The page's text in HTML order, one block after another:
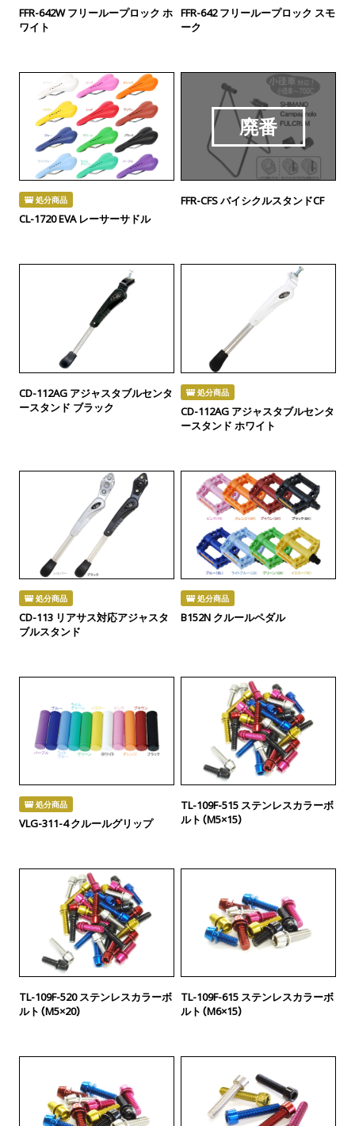
FFR-642W フリーループロック ホ
ワイト
FFR-642 フリーループロック スモ
ーク
処分商品
CL-1720 EVA レーサーサドル
廃番
FFR-CFS バイシクルスタンドCF
CD-112AG アジャスタブルセンタ
ースタンド ブラック
処分商品
CD-112AG アジャスタブルセンタ
ースタンド ホワイト
処分商品
CD-113 リアサス対応アジャスタ
ブルスタンド
処分商品
B152N クルールペダル
処分商品
VLG-311-4 クルールグリップ
TL-109F-515 ステンレスカラーボ
ルト（M5×15）
TL-109F-520 ステンレスカラーボ
ルト（M5×20）
TL-109F-615 ステンレスカラーボ
ルト（M6×15）